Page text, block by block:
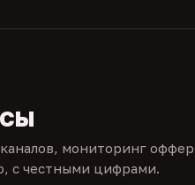
мониторинг
с честными цифрами.